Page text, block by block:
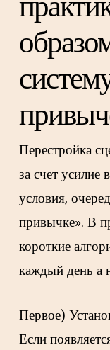
Перестройка
за счет усилие
условия,
привычке». В
короткие
каждый день а
Первое)
Если